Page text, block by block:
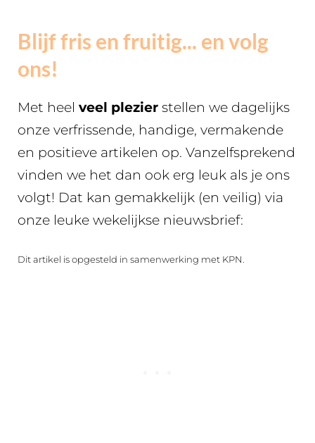
Blijf fris en fruitig... en volg
ons!
Met heel veel plezier stellen we dagelijks
onze verfrissende, handige, vermakende
en positieve artikelen op. Vanzelfsprekend
vinden we het dan ook erg leuk als je ons
volgt! Dat kan gemakkelijk (en veilig) via
onze leuke wekelijkse nieuwsbrief:
Dit artikel is opgesteld in samenwerking met KPN.